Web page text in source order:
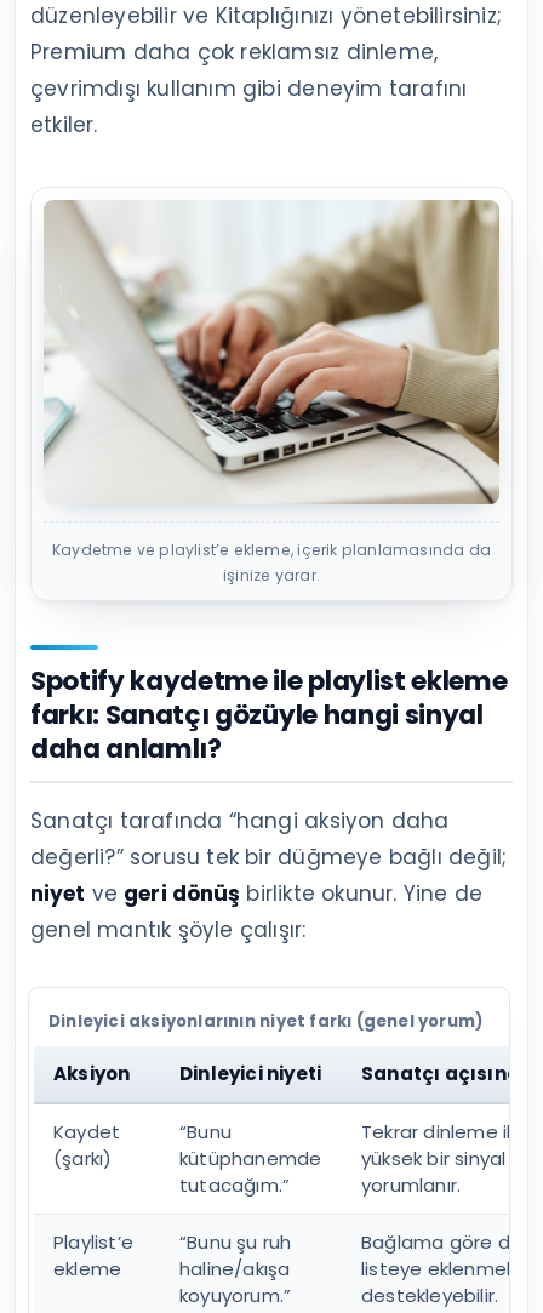
düzenleyebilir ve Kitaplığınızı yönetebilirsiniz;
Premium daha çok reklamsız dinleme,
çevrimdışı kullanım gibi deneyim tarafını
etkiler.
Kaydetme ve playlist’e ekleme, içerik planlamasında da
işinize yarar.
Spotify kaydetme ile playlist ekleme
farkı: Sanatçı gözüyle hangi sinyal
daha anlamlı?
Sanatçı tarafında “hangi aksiyon daha
değerli?” sorusu tek bir düğmeye bağlı değil;
niyet ve geri dönüş birlikte okunur. Yine de
genel mantık şöyle çalışır:
Dinleyici aksiyonlarının niyet farkı (genel yorum)
Aksiyon Dinleyici niyeti Sanatçı
Kaydet
(şarkı)
“Bunu
kütüphanemde
tutacağım.”
Tekrar dinleme
yüksek bir sinyal
yorumlanır.
Playlist’e
ekleme
“Bunu şu ruh
haline/akışa
koyuyorum.”
Bağlama göre
listeye eklenmek
destekleyebilir.